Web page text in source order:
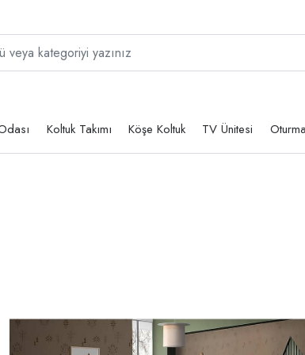
Koltuk Takımı Köşe Koltuk TV Ünitesi